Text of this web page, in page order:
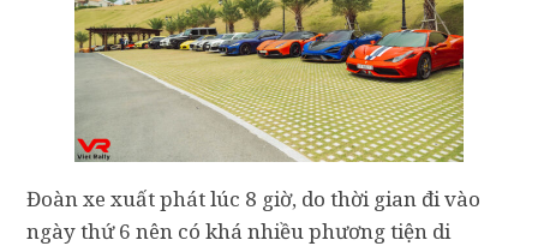
Đoàn xe xuất phát lúc 8 giờ, do thời gian đi vào
ngày thứ 6 nên có khá nhiều phương tiện di